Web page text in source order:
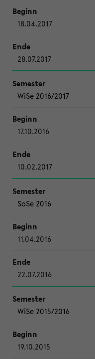
18.04.2017
28.07.2017
WiSe 2016/2017
17.10.2016
10.02.2017
SoSe 2016
11.04.2016
22.07.2016
WiSe 2015/2016
19.10.2015